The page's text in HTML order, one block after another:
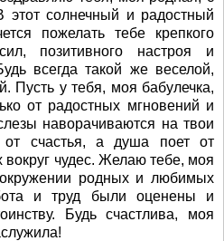
солнечный и радостный
пожелать тебе крепкого
позитивного настроя и
всегда такой же веселой,
Пусть у тебя, моя бабулечка,
от радостных мгновений и
наворачиваются на твои
от счастья, а душа поет от
вокруг чудес. Желаю тебе, моя
родных и любимых
и труд были оценены и
Будь счастлива, моя